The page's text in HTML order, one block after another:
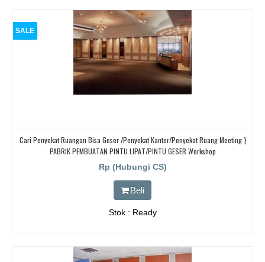
SALE
Cari Penyekat Ruangan Bisa Geser /Penyekat Kantor/Penyekat Ruang Meeting }
PABRIK PEMBUATAN PINTU LIPAT/PINTU GESER Workshop
Rp (Hubungi CS)
Beli
Stok : Ready